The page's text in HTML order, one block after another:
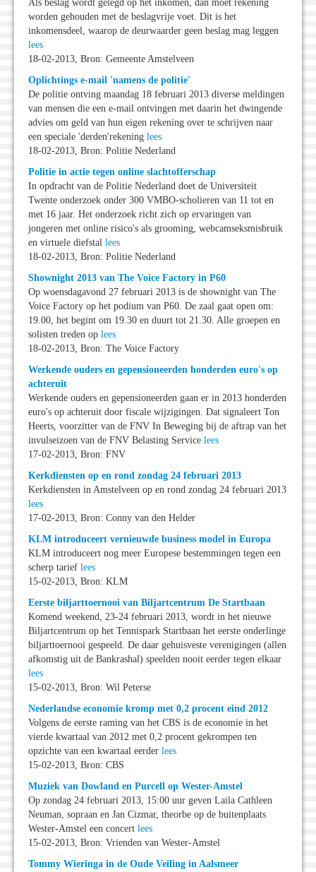
Als beslag wordt gelegd op het inkomen, dan moet rekening
worden gehouden met de beslagvrije voet. Dit is het
inkomensdeel, waarop de deurwaarder geen beslag mag leggen
lees
18-02-2013, Bron: Gemeente Amstelveen
Oplichtings e-mail 'namens de politie'
De politie ontving maandag 18 februari 2013 diverse meldingen
van mensen die een e-mail ontvingen met daarin het dwingende
advies om geld van hun eigen rekening over te schrijven naar
een speciale 'derden'rekening lees
18-02-2013, Bron: Politie Nederland
Politie in actie tegen online slachtofferschap
In opdracht van de Politie Nederland doet de Universiteit
Twente onderzoek onder 300 VMBO-scholieren van 11 tot en
met 16 jaar. Het onderzoek richt zich op ervaringen van
jongeren met online risico's als grooming, webcamseksmisbruik
en virtuele diefstal lees
18-02-2013, Bron: Politie Nederland
Shownight 2013 van The Voice Factory in P60
Op woensdagavond 27 februari 2013 is de shownight van The
Voice Factory op het podium van P60. De zaal gaat open om:
19.00, het begint om 19.30 en duurt tot 21.30. Alle groepen en
solisten treden op lees
18-02-2013, Bron: The Voice Factory
Werkende ouders en gepensioneerden honderden euro's op
achteruit
Werkende ouders en gepensioneerden gaan er in 2013 honderden
euro's op achteruit door fiscale wijzigingen. Dat signaleert Ton
Heerts, voorzitter van de FNV In Beweging bij de aftrap van het
invulseizoen van de FNV Belasting Service lees
17-02-2013, Bron: FNV
Kerkdiensten op en rond zondag 24 februari 2013
Kerkdiensten in Amstelveen op en rond zondag 24 februari 2013
lees
17-02-2013, Bron: Conny van den Helder
KLM introduceert vernieuwde business model in Europa
KLM introduceert nog meer Europese bestemmingen tegen een
scherp tarief lees
15-02-2013, Bron: KLM
Eerste biljarttoernooi van Biljartcentrum De Startbaan
Komend weekend, 23-24 februari 2013, wordt in het nieuwe
Biljartcentrum op het Tennispark Startbaan het eerste onderlinge
biljarttoernooi gespeeld. De daar gehuisveste verenigingen (allen
afkomstig uit de Bankrashal) speelden nooit eerder tegen elkaar
lees
15-02-2013, Bron: Wil Peterse
Nederlandse economie kromp met 0,2 procent eind 2012
Volgens de eerste raming van het CBS is de economie in het
vierde kwartaal van 2012 met 0,2 procent gekrompen ten
opzichte van een kwartaal eerder lees
15-02-2013, Bron: CBS
Muziek van Dowland en Purcell op Wester-Amstel
Op zondag 24 februari 2013, 15:00 uur geven Laila Cathleen
Neuman, sopraan en Jan Cizmar, theorbe op de buitenplaats
Wester-Amstel een concert lees
15-02-2013, Bron: Vrienden van Wester-Amstel
Tommy Wieringa in de Oude Veiling in Aalsmeer